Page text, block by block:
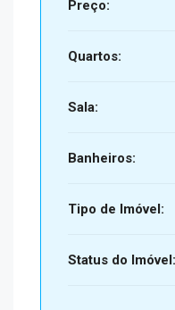
Preço:
Quartos:
Sala:
Banheiros:
Tipo de Imóvel:
Status do Imóvel: